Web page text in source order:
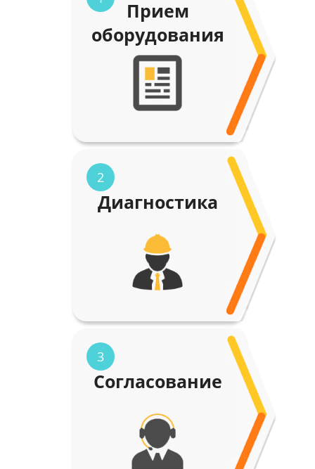
Прием
оборудования
2
Диагностика
3
Согласование